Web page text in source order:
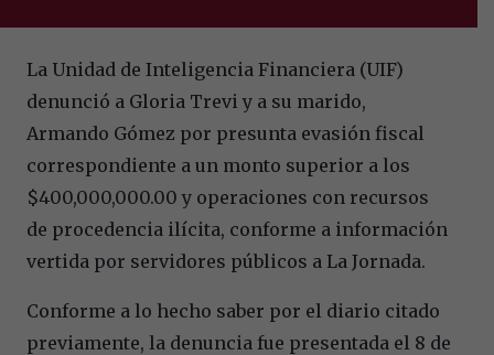
La Unidad de Inteligencia Financiera (UIF)
denunció a Gloria Trevi y a su marido,
Armando Gómez por presunta evasión fiscal
correspondiente a un monto superior a los
$400,000,000.00 y operaciones con recursos
de procedencia ilícita, conforme a información
vertida por servidores públicos a La Jornada.
Conforme a lo hecho saber por el diario citado
previamente, la denuncia fue presentada el 8 de